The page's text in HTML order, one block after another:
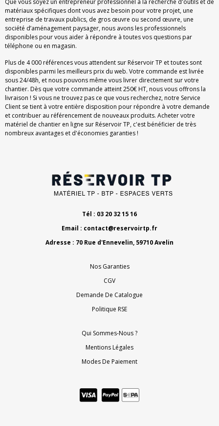
Que vous soyez un entrepreneur professionnel à la recherche d'outils et de
matériaux spécifiques dont vous avez besoin pour votre projet, une
entreprise de travaux publics, de gros œuvre ou second œuvre, une
société d’aménagement paysager, nous avons les professionnels
disponibles pour vous aider à répondre à toutes vos questions par
téléphone ou en magasin.
Plus de 4 000 références vous attendent sur Réservoir TP et toutes sont
disponibles parmi les meilleurs prix du web. Votre commande est livrée
sous 24/48h, et nous pouvons même vous livrer directement sur votre
chantier. Dès que votre commande atteint 250€ HT, nous vous offrons la
livraison ! Si vous ne trouvez pas ce que vous recherchez, notre Service
Client se tient à votre entière disposition pour répondre à votre demande
et contribuer au référencement de nouveaux produits. Acheter votre
matériel de chantier en ligne sur Réservoir TP, c'est bénéficier de très
nombreux avantages et d'économies garanties !
Tél : 03 20 32 15 16
Email : contact@reservoirtp.fr
Adresse : 70 Rue d'Ennevelin, 59710 Avelin
Nos Garanties
CGV
Demande De Catalogue
Politique RSE
Qui Sommes-Nous ?
Mentions Légales
Modes De Paiement